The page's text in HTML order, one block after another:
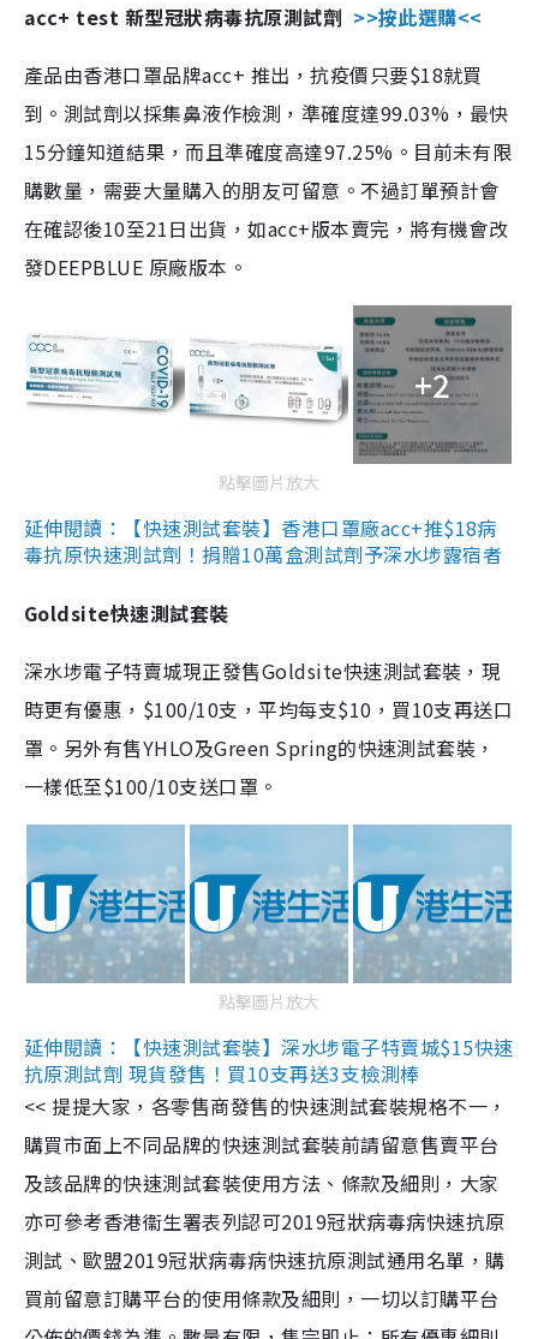
acc+ test 新型冠狀病毒抗原測試劑 >>按此選購<<
產品由香港口罩品牌acc+ 推出，抗疫價只要$18就買
到。測試劑以採集鼻液作檢測，準確度達99.03%，最快
15分鐘知道結果，而且準確度高達97.25%。目前未有限
購數量，需要大量購入的朋友可留意。不過訂單預計會
在確認後10至21日出貨，如acc+版本賣完，將有機會改
發DEEPBLUE 原廠版本。
+2
點擊圖片放大
延伸閱讀：【快速測試套裝】香港口罩廠acc+推$18病
毒抗原快速測試劑！捐贈10萬盒測試劑予深水埗露宿者
Goldsite快速測試套裝
深水埗電子特賣城現正發售Goldsite快速測試套裝，現
時更有優惠，$100/10支，平均每支$10，買10支再送口
罩。另外有售YHLO及Green Spring的快速測試套裝，
一樣低至$100/10支送口罩。
點擊圖片放大
延伸閱讀：【快速測試套裝】深水埗電子特賣城$15快速
抗原測試劑 現貨發售！買10支再送3支檢測棒
<< 提提大家，各零售商發售的快速測試套裝規格不一，
購買市面上不同品牌的快速測試套裝前請留意售賣平台
及該品牌的快速測試套裝使用方法、條款及細則，大家
亦可參考香港衞生署表列認可2019冠狀病毒病快速抗原
測試、歐盟2019冠狀病毒病快速抗原測試通用名單，購
買前留意訂購平台的使用條款及細則，一切以訂購平台